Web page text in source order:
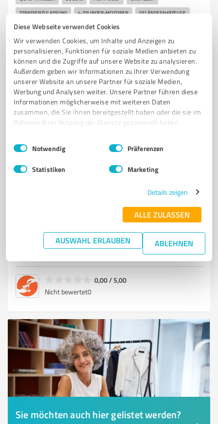
Diese Webseite verwendet Cookies
Wir verwenden Cookies, um Inhalte und Anzeigen zu
personalisieren, Funktionen für soziale Medien anbieten zu
können und die Zugriffe auf unsere Website zu analysieren.
Außerdem geben wir Informationen zu Ihrer Verwendung
unserer Website an unsere Partner für soziale Medien,
Werbung und Analysen weiter. Unsere Partner führen diese
Informationen möglicherweise mit weiteren Daten
zusammen, die Sie ihnen bereitgestellt haben oder die sie im
Rahmen Ihrer Nutzung der Dienste gesammelt haben.
Impressum Datenschutzbestimmungen
Einwilligungsauswahl
Notwendig Präferenzen
Statistiken Marketing
Details zeigen
ALLE ZULASSEN
AUSWAHL ERLAUBEN ABLEHNEN
STRASSENZULASSUNG 4-ZYLINDER-MOTOREN GELÄNDEFAHRZEUGE
KUNDENBERATUNG ZUBEHÖR FAHRZEUGANPASSUNG
ABENTEUER
Bornaer Str. 1, 04539 Groitzsch
info@fightwolf4x4-buggy.de
www.fightwolf4x4-buggy.de/
3,90 / 5,00
16 Bewertungen (1 Quelle)
5 Autohandel
Autoankauf Altenburg Kauft Ihre Gebrauchtwagen in
Friedrich-Ebert-Straße 32, 04600 Altenburg
Tel. +49 1744662996
info@autoankauf-altenburg.top
0,00 / 5,00
Nicht bewertet0
Sie möchten auch hier gelistet werden?